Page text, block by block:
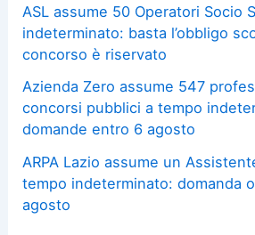
ASL assume 50 Operatori Socio
indeterminato: basta l’obbligo
concorso è riservato
Azienda Zero assume 547
concorsi pubblici a tempo
domande entro 6 agosto
ARPA Lazio assume un
tempo indeterminato: domanda
agosto